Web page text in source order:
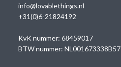
info@lovablethings.nl
+31(0)6-21824192
KvK nummer: 68459017
BTW nummer: NL001673338B57